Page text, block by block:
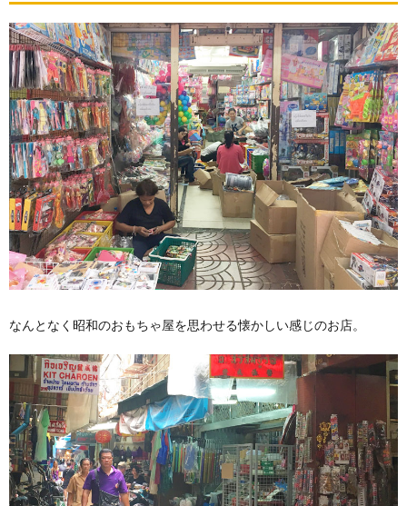
なんとなく昭和のおもちゃ屋を思わせる懐かしい感じのお店。